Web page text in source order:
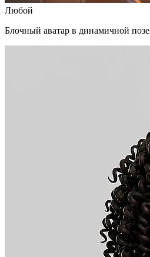
Любой
Блочный аватар в динамичной позе